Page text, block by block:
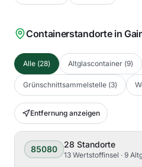
Containerstandorte in
Alle (28) Altglascontainer (9)
Grünschnittsammelstelle (3)
Entfernung anzeigen
85080 28 Standorte
13 Wertstoffinsel · 9